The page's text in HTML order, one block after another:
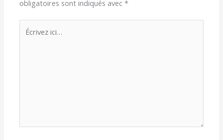
obligatoires sont indiqués avec*
Écrivez
ici…